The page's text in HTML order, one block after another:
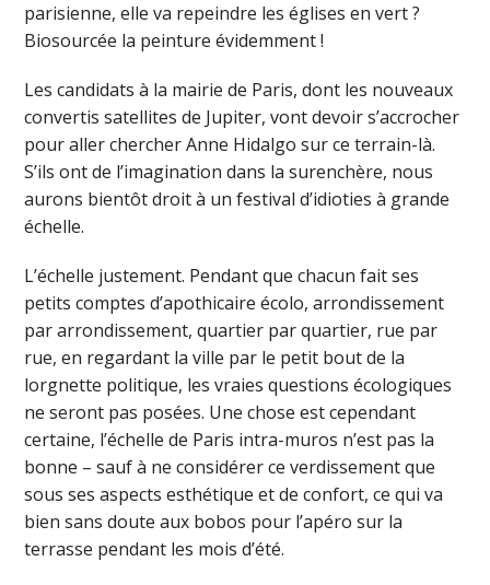
parisienne, elle va repeindre les églises en vert ?
Biosourcée la peinture évidemment !
Les candidats à la mairie de Paris, dont les nouveaux
convertis satellites de Jupiter, vont devoir s’accrocher
pour aller chercher Anne Hidalgo sur ce terrain-là.
S’ils ont de l’imagination dans la surenchère, nous
aurons bientôt droit à un festival d’idioties à grande
échelle.
L’échelle justement. Pendant que chacun fait ses
petits comptes d’apothicaire écolo, arrondissement
par arrondissement, quartier par quartier, rue par
rue, en regardant la ville par le petit bout de la
lorgnette politique, les vraies questions écologiques
ne seront pas posées. Une chose est cependant
certaine, l’échelle de Paris intra-muros n’est pas la
bonne – sauf à ne considérer ce verdissement que
sous ses aspects esthétique et de confort, ce qui va
bien sans doute aux bobos pour l’apéro sur la
terrasse pendant les mois d’été.